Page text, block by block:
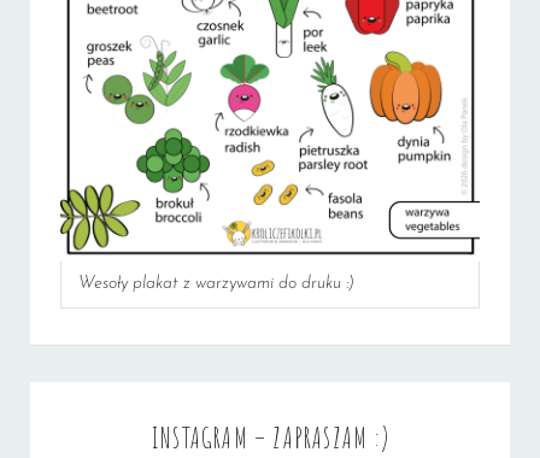
Wesoły plakat z warzywami do druku :)
INSTAGRAM – ZAPRASZAM :)